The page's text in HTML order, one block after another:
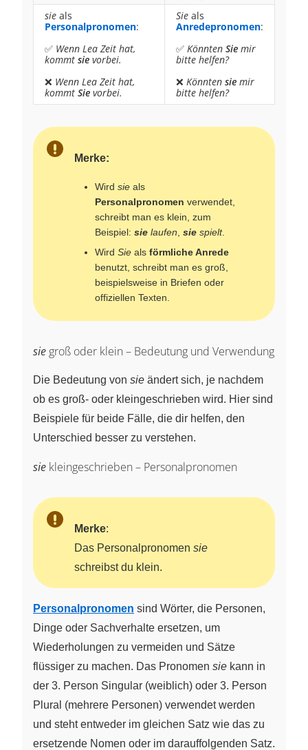
sie als
Personalpronomen:
✅ Wenn Lea Zeit hat,
kommt sie vorbei.
❌ Wenn Lea Zeit hat,
kommt Sie vorbei.
Sie als
Anredepronomen:
✅ Könnten Sie mir
bitte helfen?
❌ Könnten sie mir
bitte helfen?
Merke:
Wird sie als
Personalpronomen verwendet,
schreibt man es klein, zum
Beispiel: sie laufen sie spielt.
Wird Sie als förmliche Anrede
benutzt, schreibt man es groß,
beispielsweise in Briefen oder
offiziellen Texten.
sie groß oder klein – Bedeutung und Verwendung
Die Bedeutung von sie ändert sich, je nachdem
ob es groß- oder kleingeschrieben wird. Hier sind
Beispiele für beide Fälle, die dir helfen, den
Unterschied besser zu verstehen.
sie kleingeschrieben – Personalpronomen
Merke:
Das Personalpronomen sie
schreibst du klein.
Personalpronomen sind Wörter, die Personen,
Dinge oder Sachverhalte ersetzen, um
Wiederholungen zu vermeiden und Sätze
flüssiger zu machen. Das Pronomen sie kann in
der 3. Person Singular (weiblich) oder 3. Person
Plural (mehrere Personen) verwendet werden
und steht entweder im gleichen Satz wie das zu
ersetzende Nomen oder im darauffolgenden Satz.